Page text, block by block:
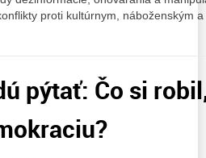
proti kultúrnym, náboženským
pýtať: Čo si